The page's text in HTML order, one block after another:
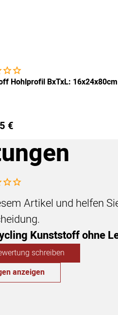
Bewertungen abgegeben
Hohlprofil BxTxL:
€
Bewertungen abgegeben
Artikel und helfen
Kunststoff ohne
schreiben
anzeigen